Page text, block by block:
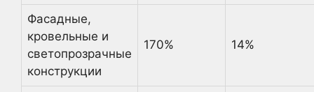
Фасадные,
кровельные и
светопрозрачные
конструкции
170% 14%